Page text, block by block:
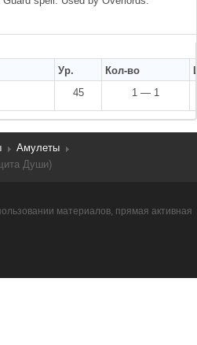
Ур. Кол-во
45 1 — 1
Амулеты
Души)
материалов, прямая активная